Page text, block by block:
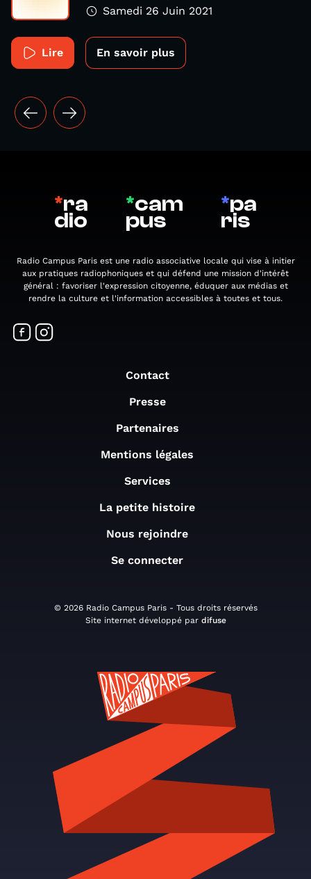
Samedi 26 Juin 2021
Lire En savoir plus
*ra
dio
*cam
pus
*pa
ris
Radio Campus Paris est une radio associative locale qui vise à initier
aux pratiques radiophoniques et qui défend une mission d'intérêt
général : favoriser l'expression citoyenne, éduquer aux médias et
rendre la culture et l'information accessibles à toutes et tous.
Contact
Presse
Partenaires
Mentions légales
Services
La petite histoire
Nous rejoindre
Se connecter
© 2026 Radio Campus Paris - Tous droits réservés
Site internet développé par difuse